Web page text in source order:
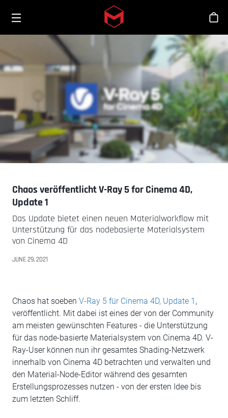
Skip to main content
Chaos veröffentlicht V-Ray 5 for Cinema 4D,
Update 1
Das Update bietet einen neuen Materialworkflow mit
Unterstützung für das nodebasierte Materialsystem
von Cinema 4D
JUNE 29, 2021
Chaos hat soeben V-Ray 5 für Cinema 4D, Update 1 ,
veröffentlicht. Mit dabei ist eines der von der Community
am meisten gewünschten Features - die Unterstützung
für das node-basierte Materialsystem von Cinema 4D. V-
Ray-User können nun ihr gesamtes Shading-Netzwerk
innerhalb von Cinema 4D betrachten und verwalten und
den Material-Node-Editor während des gesamten
Erstellungsprozesses nutzen - von der ersten Idee bis
zum letzten Schliff.